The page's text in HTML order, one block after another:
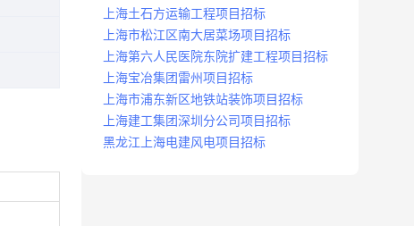
上海土石方运输工程项目招标
上海市松江区南大居菜场项目招标
上海第六人民医院东院扩建工程项目招标
上海宝冶集团雷州项目招标
上海市浦东新区地铁站装饰项目招标
上海建工集团深圳分公司项目招标
黑龙江上海电建风电项目招标